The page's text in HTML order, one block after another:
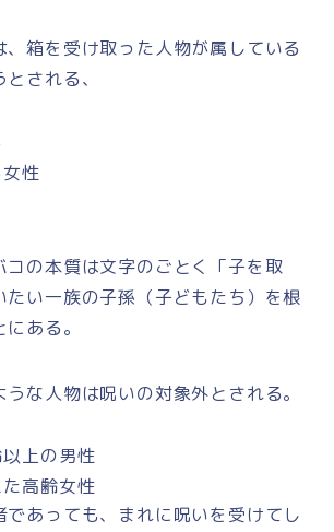
、箱を受け取った人物が属している
される、
性
コの本質は文字のごとく「子を取
たい一族の子孫（子どもたち）を根
ある。
な人物は呪いの対象外とされる。
上の男性
高齢女性
であっても、まれに呪いを受けてし